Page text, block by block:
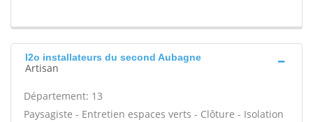
I2o installateurs du second Aubagne
Artisan
Département: 13
Paysagiste - Entretien espaces verts - Clôture - Isolation